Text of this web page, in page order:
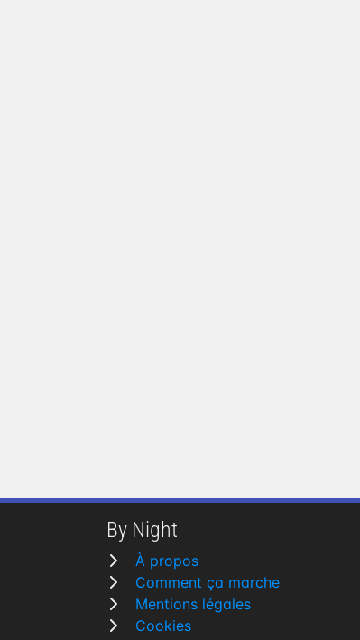
By Night
À propos
Comment ça marche
Mentions légales
Cookies